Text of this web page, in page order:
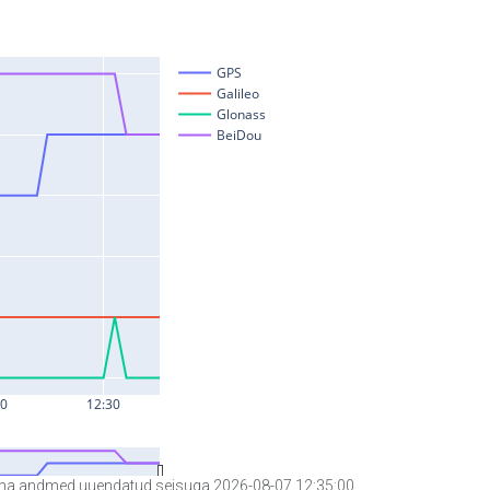
andmed uuendatud seisuga 2026-08-07 12:35:00